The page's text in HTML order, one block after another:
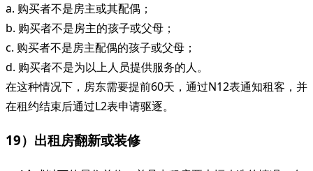
a. 购买者不是房主或其配偶；
b. 购买者不是房主的孩子或父母；
c. 购买者不是房主配偶的孩子或父母；
d. 购买者不是为以上人员提供服务的人。
在这种情况下，房东需要提前60天，通过N12表通知租客，并
在租约结束后通过L2表申请驱逐。
19）出租房翻新或装修